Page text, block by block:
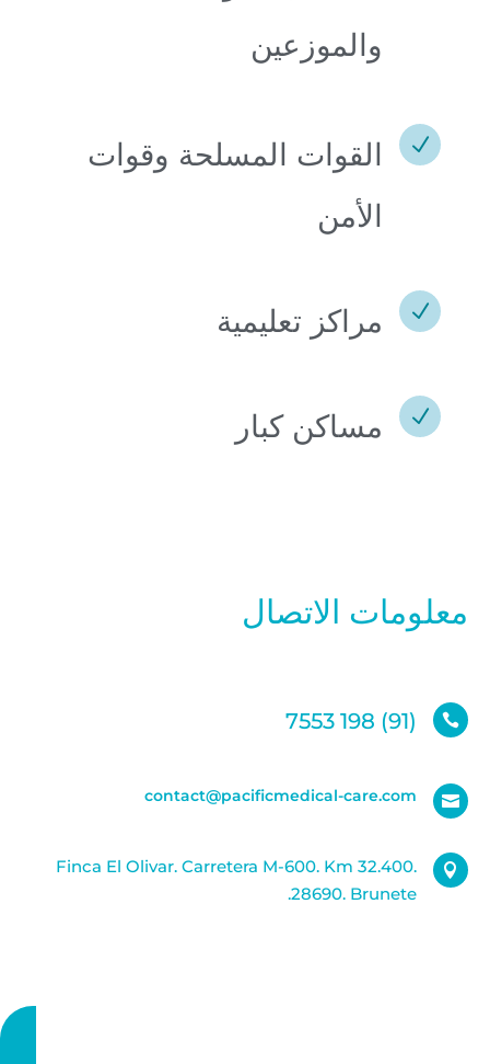
والموزعين
N
القوات المسلحة وقوات
الأمن
N مراكز تعليمية
N مساكن كبار
معلومات الاتصال

(91) 198 7553

contact@pacificmedical-care.com

Finca El Olivar. Carretera M-600. Km 32.400.
28690. Brunete.